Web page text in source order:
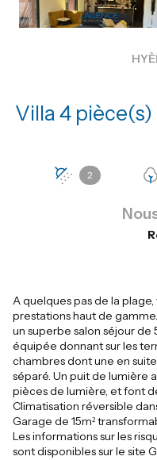
2
A quelques pas de la
prestations haut de
un superbe salon séjour de
équipée donnant sur les
chambres dont une en
séparé. Un puit de lumière
pièces de lumière, et font
Climatisation réversible
Garage de 15m²
Les informations sur les
sont disponibles sur le site